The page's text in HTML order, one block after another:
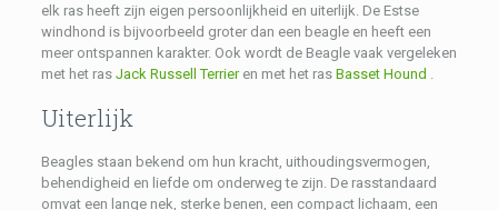
elk ras heeft zijn eigen persoonlijkheid en uiterlijk. De Estse
windhond is bijvoorbeeld groter dan een beagle en heeft een
meer ontspannen karakter. Ook wordt de Beagle vaak vergeleken
met het ras Jack Russell Terrieren met het ras Basset Hound
Uiterlijk
Beagles staan ​​bekend om hun kracht, uithoudingsvermogen,
behendigheid en liefde om onderweg te zijn. De rasstandaard
omvat een lange nek, sterke benen, een compact lichaam, een